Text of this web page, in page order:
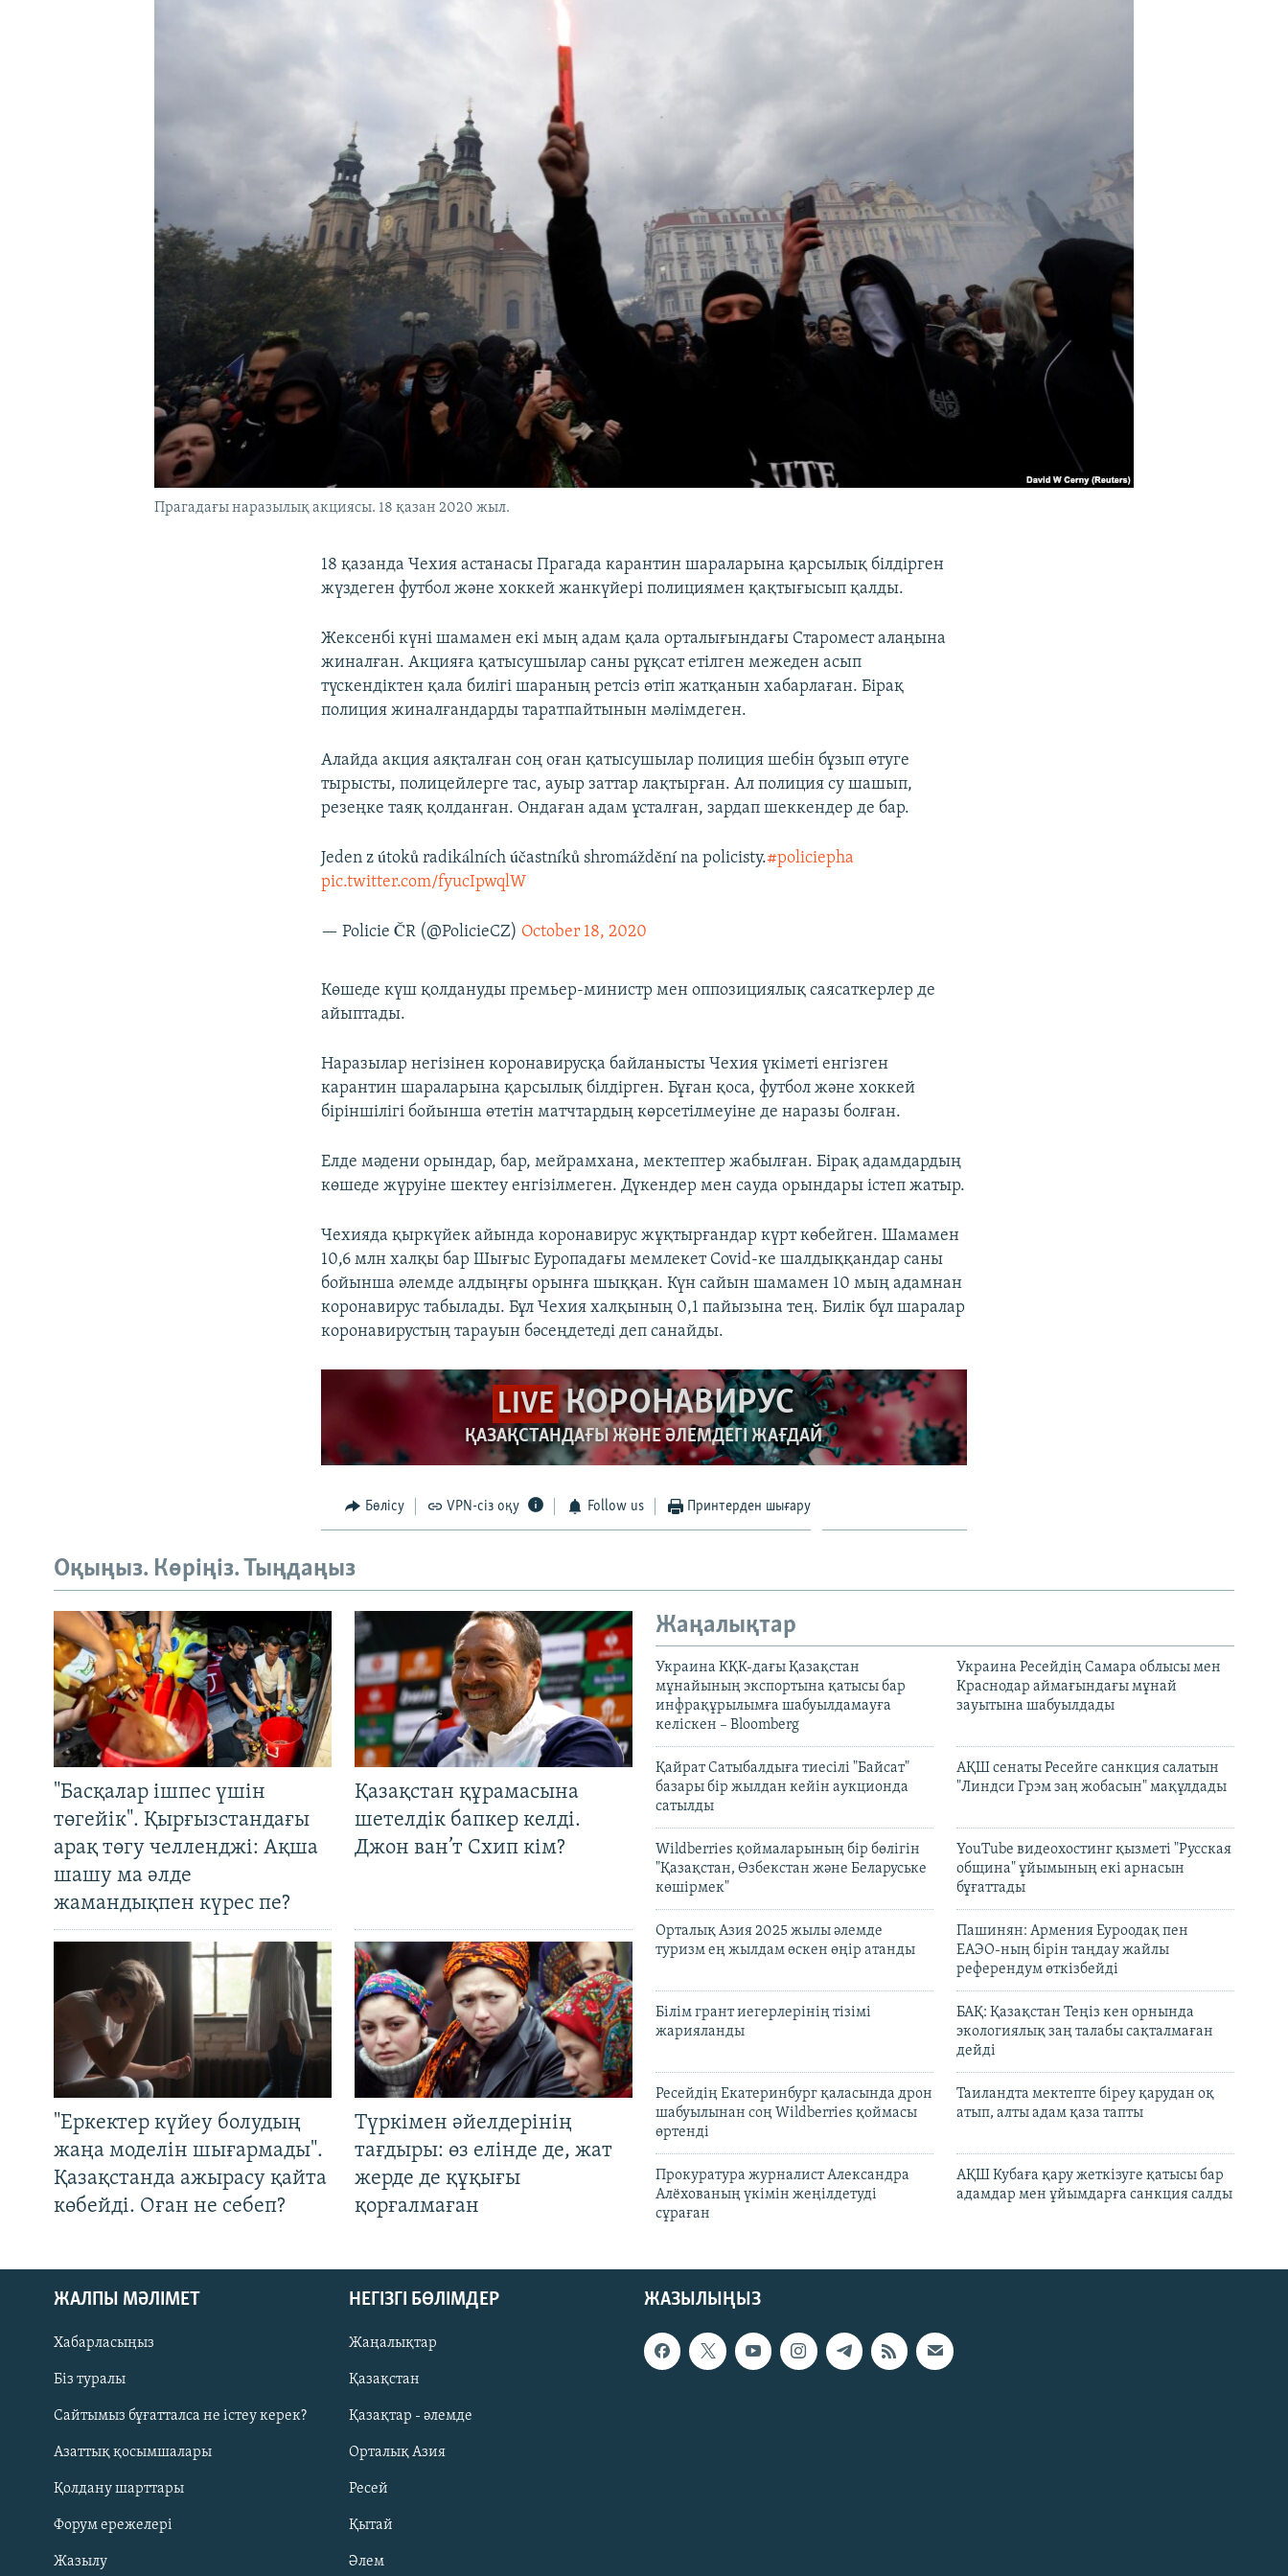
Русский
ЖАЗЫЛЫҢЫЗ
Прагадағы наразылық акциясы. 18 қазан 2020 жыл.
18 қазанда Чехия астанасы Прагада карантин шараларына қарсылық білдірген
жүздеген футбол және хоккей жанкүйері полициямен қақтығысып қалды.
Жексенбі күні шамамен екі мың адам қала орталығындағы Старомест алаңына
жиналған. Акцияға қатысушылар саны рұқсат етілген межеден асып
түскендіктен қала билігі шараның ретсіз өтіп жатқанын хабарлаған. Бірақ
полиция жиналғандарды таратпайтынын мәлімдеген.
Алайда акция аяқталған соң оған қатысушылар полиция шебін бұзып өтуге
тырысты, полицейлерге тас, ауыр заттар лақтырған. Ал полиция су шашып,
резеңке таяқ қолданған. Ондаған адам ұсталған, зардап шеккендер де бар.
Jeden z útoků radikálních účastníků shromáždění na policisty.#policiepha
pic.twitter.com/fyucIpwqlW
— Policie ČR (@PolicieCZ) October 18, 2020
Көшеде күш қолдануды премьер-министр мен оппозициялық саясаткерлер де
айыптады.
Наразылар негізінен коронавирусқа байланысты Чехия үкіметі енгізген
карантин шараларына қарсылық білдірген. Бұған қоса, футбол және хоккей
біріншілігі бойынша өтетін матчтардың көрсетілмеуіне де наразы болған.
Елде мәдени орындар, бар, мейрамхана, мектептер жабылған. Бірақ адамдардың
көшеде жүруіне шектеу енгізілмеген. Дүкендер мен сауда орындары істеп жатыр.
Чехияда қыркүйек айында коронавирус жұқтырғандар күрт көбейген. Шамамен
10,6 млн халқы бар Шығыс Еуропадағы мемлекет Covid-ке шалдыққандар саны
бойынша әлемде алдыңғы орынға шыққан. Күн сайын шамамен 10 мың адамнан
коронавирус табылады. Бұл Чехия халқының 0,1 пайызына тең. Билік бұл шаралар
коронавирустың тарауын бәсеңдетеді деп санайды.
LIVE КОРОНАВИРУС
ҚАЗАҚСТАНДАҒЫ ЖӘНЕ ӘЛЕМДЕГІ ЖАҒДАЙ
Бөлісу VPN-сіз оқу Follow us Принтерден шығару
Оқыңыз. Көріңіз. Тыңдаңыз
"Басқалар ішпес үшін
төгейік". Қырғызстандағы
арақ төгу челленджі: Ақша
шашу ма әлде
жамандықпен күрес пе?
Қазақстан құрамасына
шетелдік бапкер келді.
Джон ван’т Схип кім?
"Еркектер күйеу болудың
жаңа моделін шығармады".
Қазақстанда ажырасу қайта
көбейді. Оған не себеп?
Түркімен әйелдерінің
тағдыры: өз елінде де, жат
жерде де құқығы
қорғалмаған
Жаңалықтар
Украина КҚК-дағы Қазақстан
мұнайының экспортына қатысы бар
инфрақұрылымға шабуылдамауға
келіскен – Bloomberg
Украина Ресейдің Самара облысы мен
Краснодар аймағындағы мұнай
зауытына шабуылдады
Қайрат Сатыбалдыға тиесілі "Байсат"
базары бір жылдан кейін аукционда
сатылды
АҚШ сенаты Ресейге санкция салатын
"Линдси Грэм заң жобасын" мақұлдады
Wildberries қоймаларының бір бөлігін
"Қазақстан, Өзбекстан және Беларуське
көшірмек"
YouTube видеохостинг қызметі "Русская
община" ұйымының екі арнасын
бұғаттады
Орталық Азия 2025 жылы әлемде
туризм ең жылдам өскен өңір атанды
Пашинян: Армения Еуроодақ пен
ЕАЭО-ның бірін таңдау жайлы
референдум өткізбейді
Білім грант иегерлерінің тізімі
жарияланды
БАҚ: Қазақстан Теңіз кен орнында
экологиялық заң талабы сақталмаған
дейді
Ресейдің Екатеринбург қаласында дрон
шабуылынан соң Wildberries қоймасы
өртенді
Таиландта мектепте біреу қарудан оқ
атып, алты адам қаза тапты
Прокуратура журналист Александра
Алёхованың үкімін жеңілдетуді
сұраған
АҚШ Кубаға қару жеткізуге қатысы бар
адамдар мен ұйымдарға санкция салды
ЖАЗЫЛЫҢЫЗ
ЖАЛПЫ МӘЛІМЕТ
Хабарласыңыз
Біз туралы
Сайтымыз бұғатталса не істеу керек?
Азаттық қосымшалары
Қолдану шарттары
Форум ережелері
Жазылу
НЕГІЗГІ БӨЛІМДЕР
Жаңалықтар
Қазақстан
Қазақтар - әлемде
Орталық Азия
Ресей
Қытай
Әлем